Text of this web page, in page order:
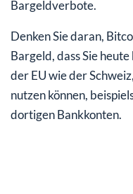
Bargeldverbote.
Denken Sie daran,
Bargeld, dass Sie
der EU wie der
nutzen können,
dortigen Bankkonten.